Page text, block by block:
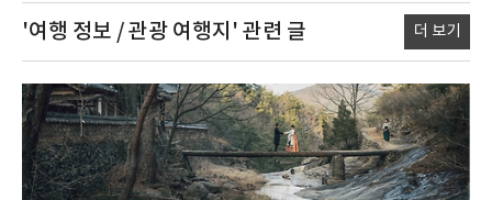
'여행 정보 / 관광 여행지' 관련 글 더 보기